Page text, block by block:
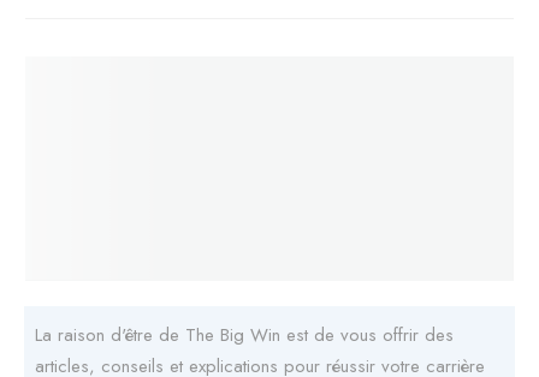
La raison d'être de The Big Win est de vous offrir des
articles, conseils et explications pour réussir votre carrière